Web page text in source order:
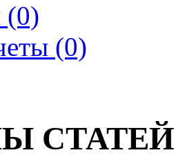
(0)
СТАТЕЙ